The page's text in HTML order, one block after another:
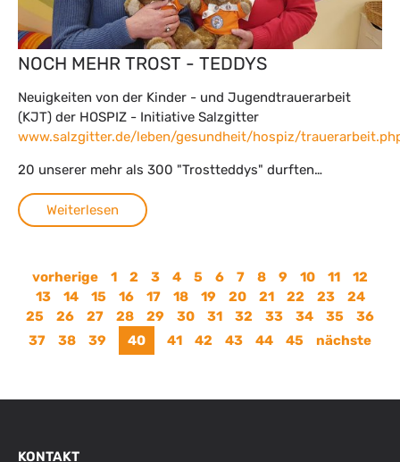
NOCH MEHR TROST - TEDDYS
Neuigkeiten von der Kinder - und Jugendtrauerarbeit
(KJT) der HOSPIZ - Initiative Salzgitter
www.salzgitter.de/leben/gesundheit/hospiz/
20 unserer mehr als 300 "Trostteddys" durften…
Weiterlesen
vorherige 1 2 3 4 5 6 7 8 9 10 11
12
13
14 15 16 17 18 19 20 21 22 23
24
25
26 27 28 29 30 31 32 33 34 35
36
37
38 39 40 41 42 43 44 45 nächste
KONTAKT